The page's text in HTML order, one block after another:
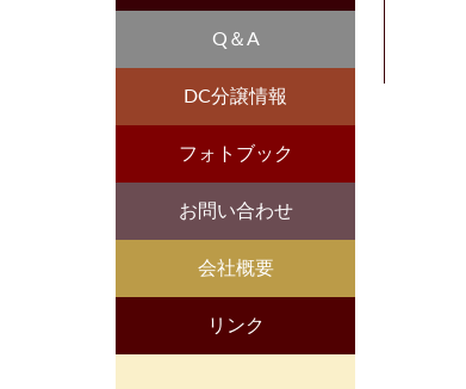
Q＆A
DC分譲情報
フォトブック
お問い合わせ
会社概要
リンク